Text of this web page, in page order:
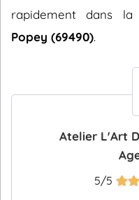
rapidement dans
Popey (69490).
Atelier L'Art
5/5